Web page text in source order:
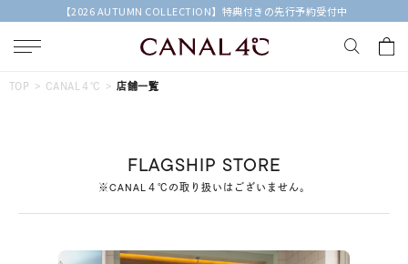
【2026 AUTUMN COLLECTION】特典付きの先行予約受付中
#ダイヤモンド ネックレス #くまのプーさん
#ペア #エタニティ
TOP CANAL４℃ 店舗一覧
FLAGSHIP STORE
※CANAL４℃の取り扱いはございません。